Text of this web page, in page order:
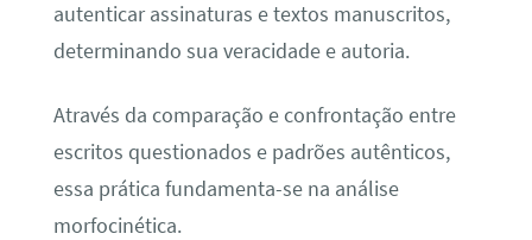
autenticar assinaturas e textos manuscritos,
determinando sua veracidade e autoria.
Através da comparação e confrontação entre
escritos questionados e padrões autênticos,
essa prática fundamenta-se na análise
morfocinética.